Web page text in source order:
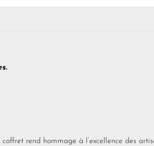
rend hommage à l’excellence des